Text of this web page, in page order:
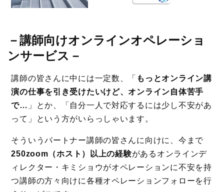
－講師向けオンラインオペレーショ
ンサービス －
講師の皆さんに中には一定数、「 もっとオンライン講
演の仕事を引き受けたいけど、オンライン自体苦手
で… 」とか、「自分一人で対応するには少し不安があ
って」という方がいらっしゃいます。
そういうパートナー講師の皆さんに向けに、今まで
250zoom（ホスト）以上の経験があるオンラインデ
ィレクター・キミショウがオペレーションに不安を持
つ講師の方々向けに各種オペレーションフォローを行